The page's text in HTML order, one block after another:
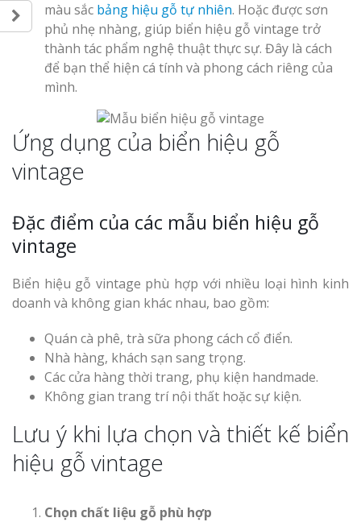
màu sắc bảng hiệu gỗ tự nhiên. Hoặc được sơn
phủ nhẹ nhàng, giúp biển hiệu gỗ vintage trở
thành tác phẩm nghệ thuật thực sự. Đây là cách
để bạn thể hiện cá tính và phong cách riêng của
mình.
Ứng dụng của biển hiệu gỗ
vintage
Đặc điểm của các mẫu biển hiệu gỗ
vintage
Biển hiệu gỗ vintage phù hợp với nhiều loại hình kinh
doanh và không gian khác nhau, bao gồm:
Quán cà phê, trà sữa phong cách cổ điển.
Nhà hàng, khách sạn sang trọng.
Các cửa hàng thời trang, phụ kiện handmade.
Không gian trang trí nội thất hoặc sự kiện.
Lưu ý khi lựa chọn và thiết kế biển
hiệu gỗ vintage
Chọn chất liệu gỗ phù hợp